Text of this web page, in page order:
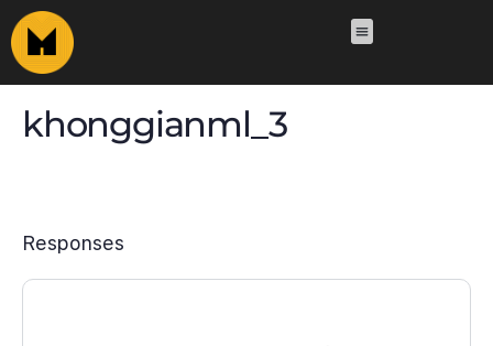
khonggianml_3
Responses